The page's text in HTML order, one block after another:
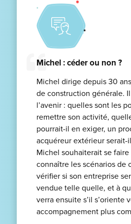
Michel : céder ou non ?
Michel dirige depuis 30
de construction générale.
l’avenir : quelles sont les
remettre son activité,
pourrait-il en exiger, un
acquéreur extérieur serait-
Michel souhaiterait se
connaître les scénarios de
vérifier si son entreprise
vendue telle quelle, et à
verra ensuite s’il s’oriente
accompagnement plus